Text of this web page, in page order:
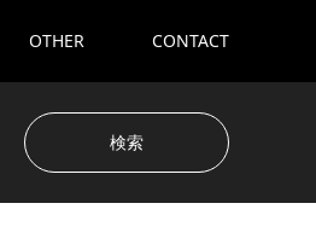
OTHER CONTACT